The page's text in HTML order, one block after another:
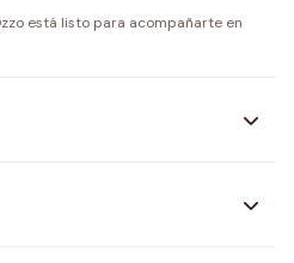
está listo para acompañarte en